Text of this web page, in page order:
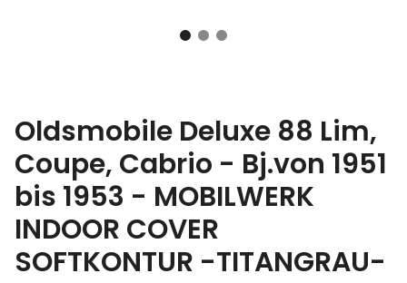
Oldsmobile Deluxe 88 Lim,
Coupe, Cabrio - Bj.von 1951
bis 1953 - MOBILWERK
INDOOR COVER
SOFTKONTUR -TITANGRAU-